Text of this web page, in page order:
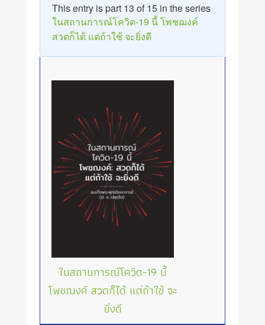
This entry is part 13 of 15 in the series
ในสถานการณ์โควิด-19 นี้ โพชฌงค์
สวดก็ได้ แต่ถ้าใช้ จะยิ่งดี
ในสถานการณ์โควิด-19 นี้
โพชฌงค์ สวดก็ได้ แต่ถ้าใช้ จะ
ยิ่งดี